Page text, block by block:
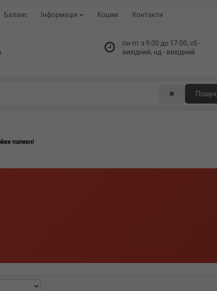
Баланс Інформація Кошик Контакти
пн-пт з 9:00 до 17:00, сб -
вихідний, нд - вихідний
✖ Пошук
паливні